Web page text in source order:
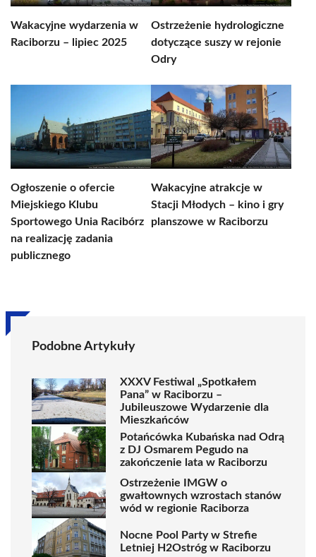
Wakacyjne wydarzenia w
Raciborzu – lipiec 2025
Ostrzeżenie hydrologiczne
dotyczące suszy w rejonie
Odry
Ogłoszenie o ofercie
Miejskiego Klubu
Sportowego Unia Racibórz
na realizację zadania
publicznego
Wakacyjne atrakcje w
Stacji Młodych – kino i gry
planszowe w Raciborzu
Podobne Artykuły
XXXV Festiwal „Spotkałem
Pana” w Raciborzu –
Jubileuszowe Wydarzenie dla
Mieszkańców
Potańcówka Kubańska nad Odrą
z DJ Osmarem Pegudo na
zakończenie lata w Raciborzu
Ostrzeżenie IMGW o
gwałtownych wzrostach stanów
wód w regionie Raciborza
Nocne Pool Party w Strefie
Letniej H2Ostróg w Raciborzu